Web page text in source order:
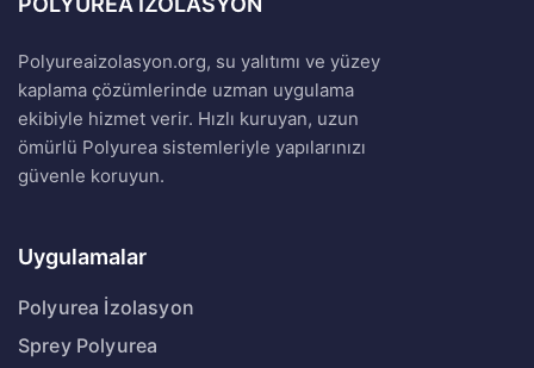
Polyureaizolasyon.org, su yalıtımı ve yüzey
kaplama çözümlerinde uzman uygulama
ekibiyle hizmet verir. Hızlı kuruyan, uzun
ömürlü Polyurea sistemleriyle yapılarınızı
güvenle koruyun.
Uygulamalar
Polyurea İzolasyon
Sprey Polyurea